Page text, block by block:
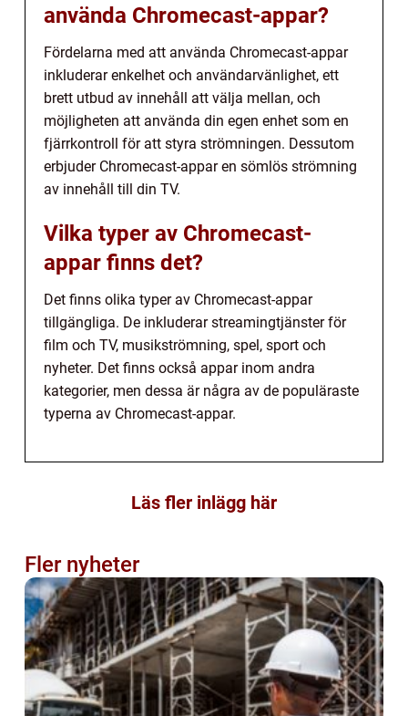
använda Chromecast-appar?
Fördelarna med att använda Chromecast-appar
inkluderar enkelhet och användarvänlighet, ett
brett utbud av innehåll att välja mellan, och
möjligheten att använda din egen enhet som en
fjärrkontroll för att styra strömningen. Dessutom
erbjuder Chromecast-appar en sömlös strömning
av innehåll till din TV.
Vilka typer av Chromecast-
appar finns det?
Det finns olika typer av Chromecast-appar
tillgängliga. De inkluderar streamingtjänster för
film och TV, musikströmning, spel, sport och
nyheter. Det finns också appar inom andra
kategorier, men dessa är några av de populäraste
typerna av Chromecast-appar.
Läs fler inlägg här
Fler nyheter